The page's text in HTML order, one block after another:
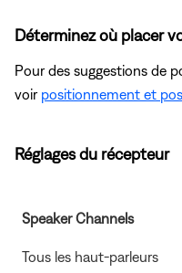
Déterminez où placer
Pour des suggestions de
voir positionnement et
Réglages du récepteur
Speaker Channels
Tous les haut-parleurs